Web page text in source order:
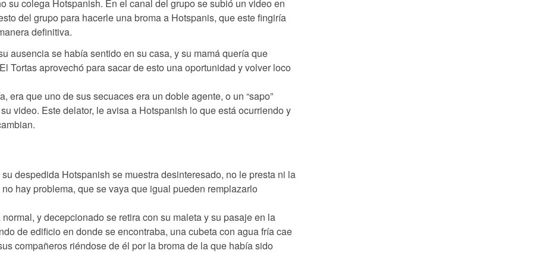
su colega Hotspanish. En el canal del grupo se subió un video en
del grupo para hacerle una broma a Hotspanis, que este fingiría
definitiva.
ausencia se había sentido en su casa, y su mamá quería que
Tortas aprovechó para sacar de esto una oportunidad y volver loco
era que uno de sus secuaces era un doble agente, o un “sapo”
video. Este delator, le avisa a Hotspanish lo que está ocurriendo y
despedida Hotspanish se muestra desinteresado, no le presta ni la
hay problema, que se vaya que igual pueden remplazarlo
y decepcionado se retira con su maleta y su pasaje en la
de edificio en donde se encontraba, una cubeta con agua fría cae
compañeros riéndose de él por la broma de la que había sido